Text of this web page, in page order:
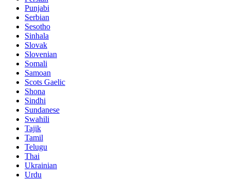
Punjabi
Serbian
Sesotho
Sinhala
Slovak
Slovenian
Somali
Samoan
Scots Gaelic
Shona
Sindhi
Sundanese
Swahili
Tajik
Tamil
Telugu
Thai
Ukrainian
Urdu